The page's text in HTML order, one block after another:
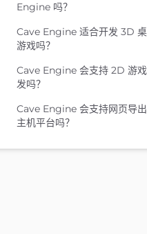
Engine 吗？
Cave Engine 适合开发 3D
游戏吗？
Cave Engine 会支持 2D 游
发吗？
Cave Engine 会支持网页导
主机平台吗？